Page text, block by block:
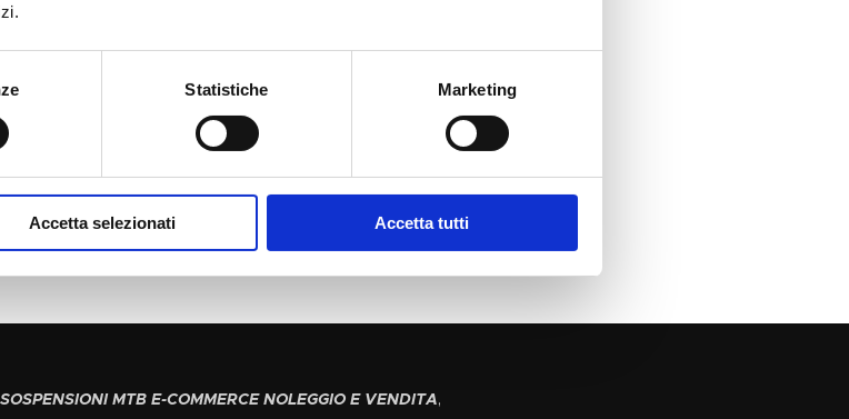
Statistiche Marketing
Accetta selezionati Accetta tutti
MTB E-COMMERCE NOLEGGIO E VENDITA,